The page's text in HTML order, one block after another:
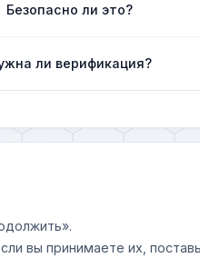
Безопасно ли это?
ли верификация?
вы принимаете их,